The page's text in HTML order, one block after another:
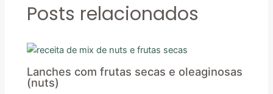
Posts relacionados
Lanches com frutas secas e oleaginosas
(nuts)